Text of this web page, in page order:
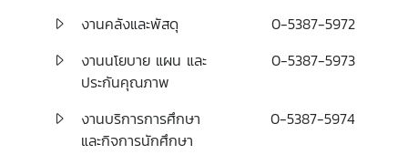
งานคลังและพัสดุ
0-5387-5972
งานนโยบาย แผน และ
ประกันคุณภาพ
0-5387-5973
งานบริการการศึกษา
และกิจการนักศึกษา
0-5387-5974